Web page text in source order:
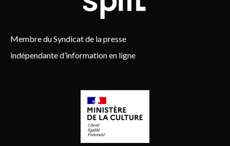
Membre du Syndicat de la presse
indépendante d’information en ligne